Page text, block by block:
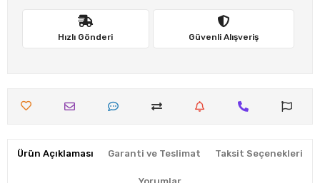
Hızlı Gönderi Güvenli Alışveriş
Ürün Açıklaması Garanti ve Teslimat Taksit Seçenekleri